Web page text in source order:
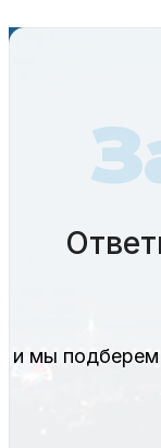
и мы подберем